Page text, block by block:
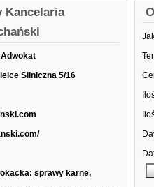
Kancelaria
Silniczna 5/16
sprawy karne,